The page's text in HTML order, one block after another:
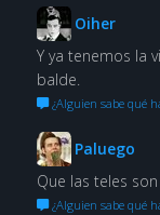
Oiher
Y ya tenemos la
balde.
¿Alguien sabe qué
Paluego
Que las teles
¿Alguien sabe qué